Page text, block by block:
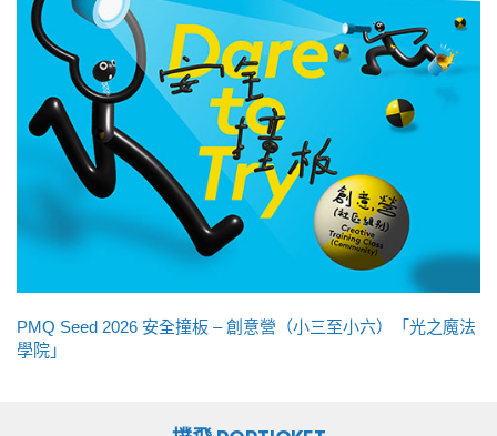
PMQ Seed 2026 安全撞板 – 創意營（小三至小六）「光之魔法
學院」